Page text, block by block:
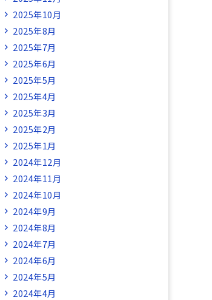
2025年10月
2025年8月
2025年7月
2025年6月
2025年5月
2025年4月
2025年3月
2025年2月
2025年1月
2024年12月
2024年11月
2024年10月
2024年9月
2024年8月
2024年7月
2024年6月
2024年5月
2024年4月